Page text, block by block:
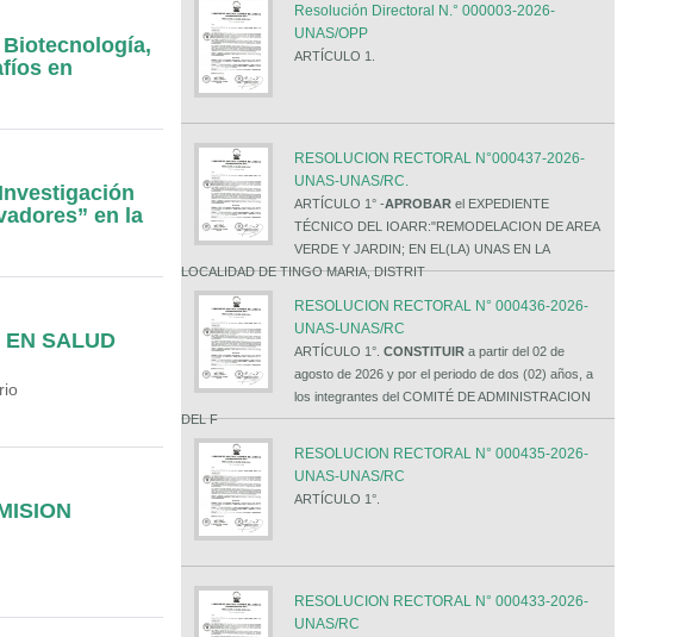
en
en la
EN SALUD
Resolución Directoral N.° 000003-2026-
UNAS/OPP
ARTÍCULO 1.
RESOLUCION RECTORAL N°000437-2026-
UNAS-UNAS/RC.
ARTÍCULO 1° -APROBARel EXPEDIENTE
TÉCNICO DEL IOARR:"REMODELACION DE AREA
VERDE Y JARDIN; EN EL(LA) UNAS EN LA
LOCALIDAD DE TINGO MARIA, DISTRIT
RESOLUCION RECTORAL N° 000436-2026-
UNAS-UNAS/RC
ARTÍCULO 1°. CONSTITUIR a partir del 02 de
agosto de 2026 y por el periodo de dos (02) años, a
los integrantes del COMITÉ DE ADMINISTRACION
DEL F
RESOLUCION RECTORAL N° 000435-2026-
UNAS-UNAS/RC
ARTÍCULO 1°.
RESOLUCION RECTORAL N° 000433-2026-
UNAS/RC